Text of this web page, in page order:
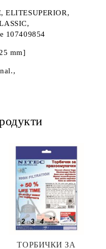
ELITESUPERIOR,
mm]
ТОРБИЧКИ ЗА